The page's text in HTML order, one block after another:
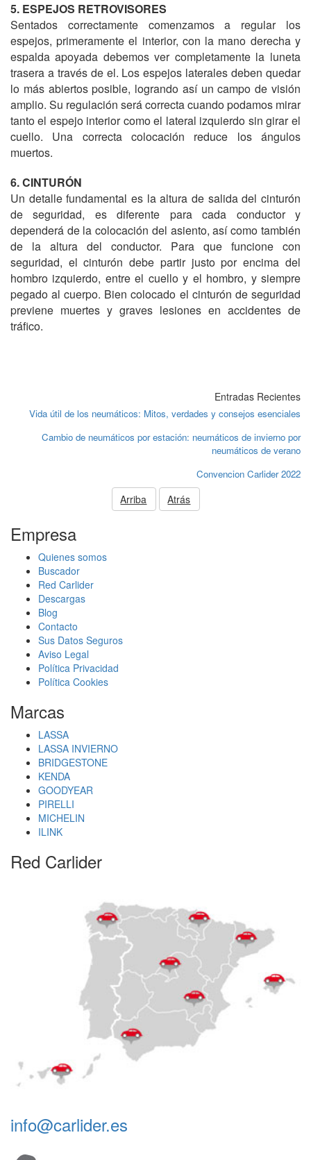
5. ESPEJOS RETROVISORES
Sentados correctamente comenzamos a regular los
espejos, primeramente el interior, con la mano derecha y
espalda apoyada debemos ver completamente la luneta
trasera a través de el. Los espejos laterales deben quedar
lo más abiertos posible, logrando así un campo de visión
amplio. Su regulación será correcta cuando podamos mirar
tanto el espejo interior como el lateral izquierdo sin girar el
cuello. Una correcta colocación reduce los ángulos
muertos.
6. CINTURÓN
Un detalle fundamental es la altura de salida del cinturón
de seguridad, es diferente para cada conductor y
dependerá de la colocación del asiento, así como también
de la altura del conductor. Para que funcione con
seguridad, el cinturón debe partir justo por encima del
hombro izquierdo, entre el cuello y el hombro, y siempre
pegado al cuerpo. Bien colocado el cinturón de seguridad
previene muertes y graves lesiones en accidentes de
tráfico.
Entradas Recientes
Vida útil de los neumáticos: Mitos, verdades y consejos esenciales
Cambio de neumáticos por estación: neumáticos de invierno por
neumáticos de verano
Convencion Carlider 2022
Arriba Atrás
Empresa
Quienes somos
Buscador
Red Carlider
Descargas
Blog
Contacto
Sus Datos Seguros
Aviso Legal
Política Privacidad
Política Cookies
Marcas
LASSA
LASSA INVIERNO
BRIDGESTONE
KENDA
GOODYEAR
PIRELLI
MICHELIN
ILINK
Red Carlider
info@carlider.es